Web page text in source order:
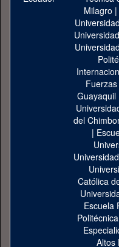
Milagro |
Guayaquil
del
|
Católica
Escuela
Altos